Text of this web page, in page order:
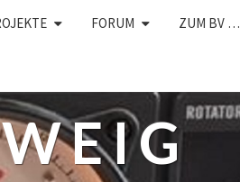
FORUM ZUM BV …